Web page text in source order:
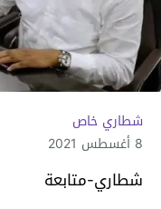
شطاري خاص
8 أغسطس 2021
شطاري-متابعة